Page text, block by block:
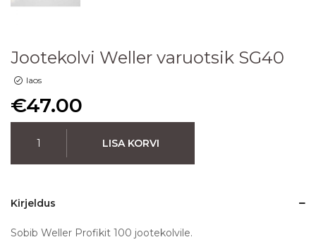
Jootekolvi Weller varuotsik SG40
laos
€47.00
LISA KORVI
Kirjeldus
Sobib Weller Profikit 100 jootekolvile.